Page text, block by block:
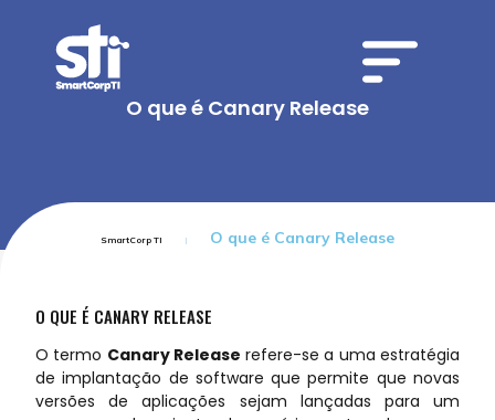
O que é Canary Release
SmartCorp TI O que é Canary Release
O QUE É CANARY RELEASE
O termo Canary Release refere-se a uma estratégia
de implantação de software que permite que novas
versões de aplicações sejam lançadas para um